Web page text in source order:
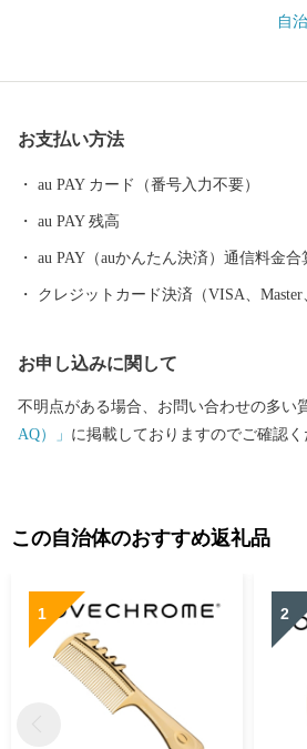
太郎温泉郷などがあり、全国各地から観
くりを進めています。 アルプスの雄大
れた特産品をご賞味ください。また、こ
信州駒ヶ根へ足をお運びください。
自
お支払い方法
au PAY カード（番号入力不要）
au PAY 残高
au PAY（auかんたん決済）通信料金合
クレジットカード決済（VISA、Master
お申し込みに関して
不明点がある場合、お問い合わせの多い
AQ）」 に掲載しておりますのでご確認く
この自治体のおすすめ返礼品
1 2